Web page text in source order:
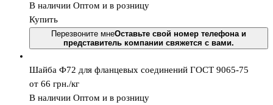
В наличии Оптом и в розницу
Купить
Перезвоните мнеОставьте свой номер телефона и
представитель компании свяжется с вами.
Шайба Ф72 для фланцевых соединений ГОСТ 9065-75
от 66 грн./кг
В наличии Оптом и в розницу